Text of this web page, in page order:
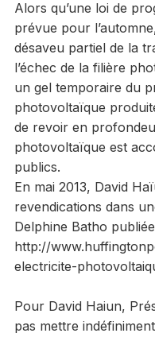
Alors qu’une loi de
prévue pour
désaveu partiel de la
l’échec de la filière
un gel temporaire du
photovoltaïque
de revoir en
photovoltaïque est
publics.
En mai 2013, David
revendications dans
Delphine Batho
http://
electricite-
Pour David Haiun,
pas mettre